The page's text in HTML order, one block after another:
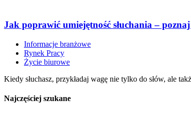
Jak poprawić umiejętność słuchania –
Informacje branżowe
Rynek Pracy
Życie biurowe
Kiedy słuchasz, przykładaj wagę nie tylko do słów, ale
Najczęściej szukane